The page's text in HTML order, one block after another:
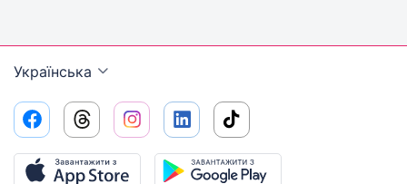
Українська